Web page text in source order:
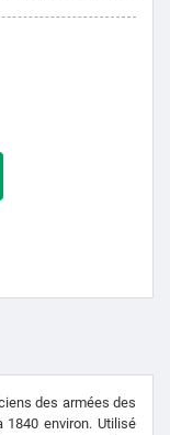
des armées des
1840 environ. Utilisé